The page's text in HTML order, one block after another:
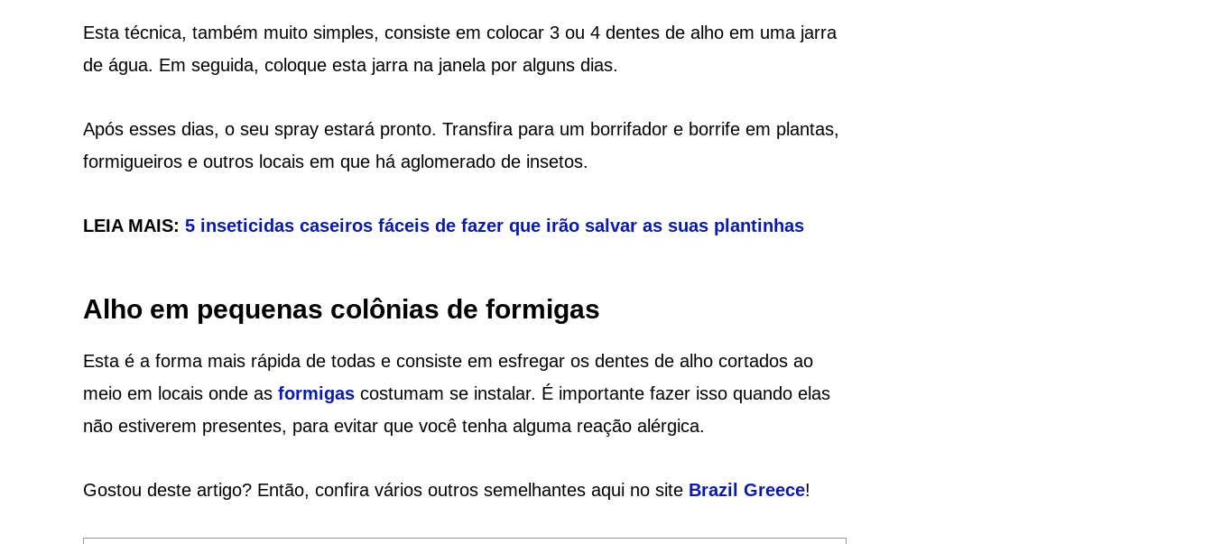
Esta técnica, também muito simples, consiste em colocar 3 ou 4 dentes de alho em uma jarra
de água. Em seguida, coloque esta jarra na janela por alguns dias.
Após esses dias, o seu spray estará pronto. Transfira para um borrifador e borrife em plantas,
formigueiros e outros locais em que há aglomerado de insetos.
LEIA MAIS: 5 inseticidas caseiros fáceis de fazer que irão salvar as suas plantinhas
Alho em pequenas colônias de formigas
Esta é a forma mais rápida de todas e consiste em esfregar os dentes de alho cortados ao
meio em locais onde as formigascostumam se instalar. É importante fazer isso quando elas
não estiverem presentes, para evitar que você tenha alguma reação alérgica.
Gostou deste artigo? Então, confira vários outros semelhantes aqui no site Brazil Greece!